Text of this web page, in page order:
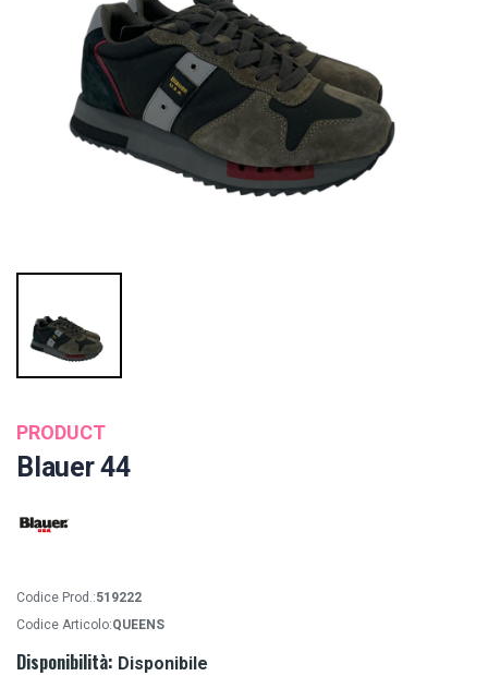
PRODUCT
Blauer 44
Codice Prod.:519222
Codice Articolo:QUEENS
Disponibilità: Disponibile